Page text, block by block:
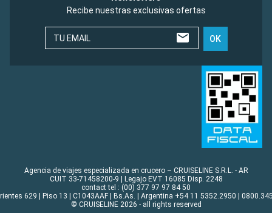
Recibe nuestras exclusivas ofertas
TU EMAIL OK
Agencia de viajes especializada en crucero – CRUISELINE S.R.L. - AR
CUIT 33-71458200-9 | Legajo EVT 16085 Disp. 2248
contact tel : (00) 377 97 97 84 50
629 | Piso 13 | C1043AAF | Bs.As. | Argentina +54 11 5352.2950 |
© CRUISELINE 2026 - all rights reserved